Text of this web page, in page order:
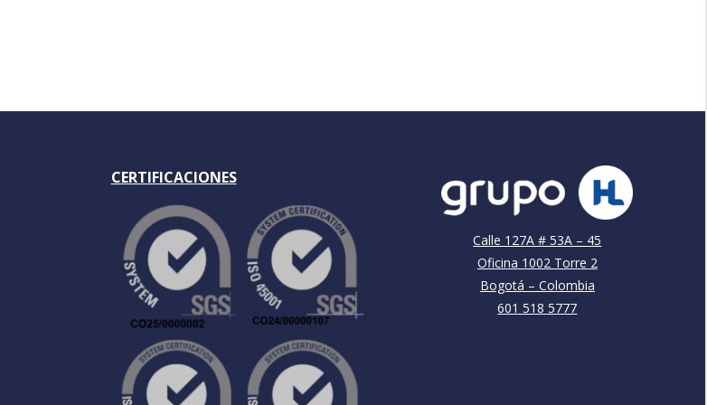
CERTIFICACIONES
Calle 127A # 53A – 45
Oficina 1002 Torre 2
Bogotá – Colombia
601 518 5777